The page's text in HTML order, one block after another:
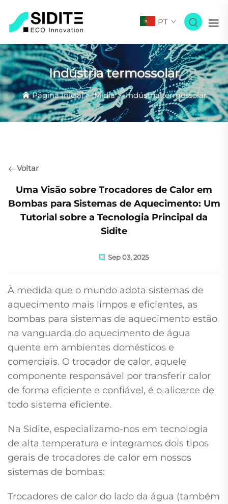
PT
Indústria termossolar
Página Inicial>Mídia>Indústria termossolar
Voltar
Uma Visão sobre Trocadores de Calor em
Bombas para Sistemas de Aquecimento: Um
Tutorial sobre a Tecnologia Principal da
Sidite
Sep 03, 2025
À medida que o mundo adota sistemas de
aquecimento mais limpos e eficientes, as
bombas para sistemas de aquecimento estão
na vanguarda do aquecimento de água
quente em ambientes domésticos e
comerciais. O trocador de calor, aquele
componente responsável por transferir calor
de forma eficiente e confiável, é o alicerce de
todo sistema eficiente.
Na Sidite, especializamo-nos em tecnologia
de alta temperatura e integramos dois tipos
gerais de trocadores de calor em nossos
sistemas de bombas:
Trocadores de calor do lado da água (também